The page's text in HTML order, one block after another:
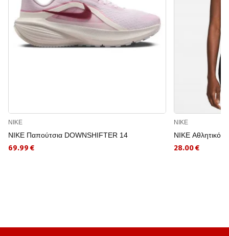
NIKE
NIKE Παπούτσια DOWNSHIFTER 14
69.99 €
NIKE
NIKE Αθλητικό
28.00 €